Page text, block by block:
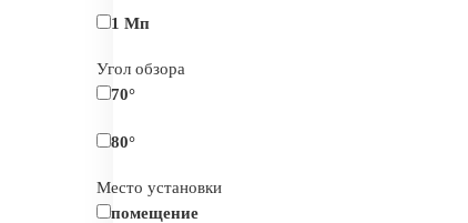
1 Мп
Угол обзора
70°
80°
Место установки
помещение